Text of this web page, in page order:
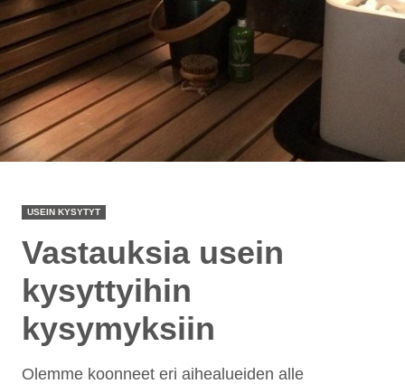
USEIN KYSYTYT
Vastauksia usein
kysyttyihin
kysymyksiin
Olemme koonneet eri aihealueiden alle